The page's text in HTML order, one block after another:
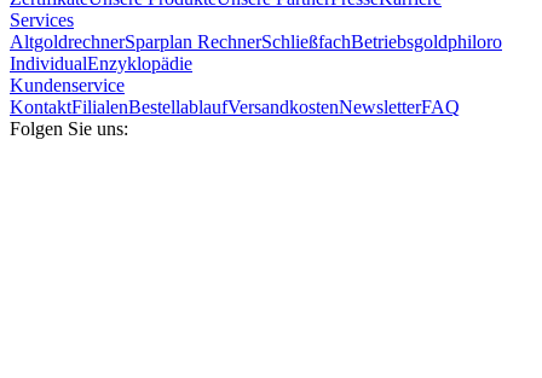
Services
AltgoldrechnerSparplan RechnerSchließfachBetriebsgoldphiloro
IndividualEnzyklopädie
Kundenservice
KontaktFilialenBestellablaufVersandkostenNewsletterFAQ
Folgen Sie uns: